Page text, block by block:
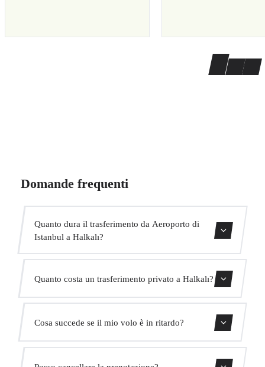
Domande frequenti
Quanto dura il trasferimento da Aeroporto di
Istanbul a Halkalı?
Quanto costa un trasferimento privato a Halkalı?
Cosa succede se il mio volo è in ritardo?